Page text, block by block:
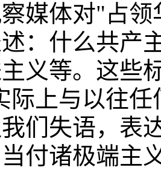
媒体对"占
：什么共产
义等。这些
际上与以往
们失语，表
付诸极端主